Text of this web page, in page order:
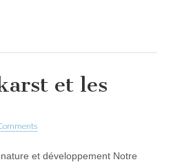
et les
et développement Notre